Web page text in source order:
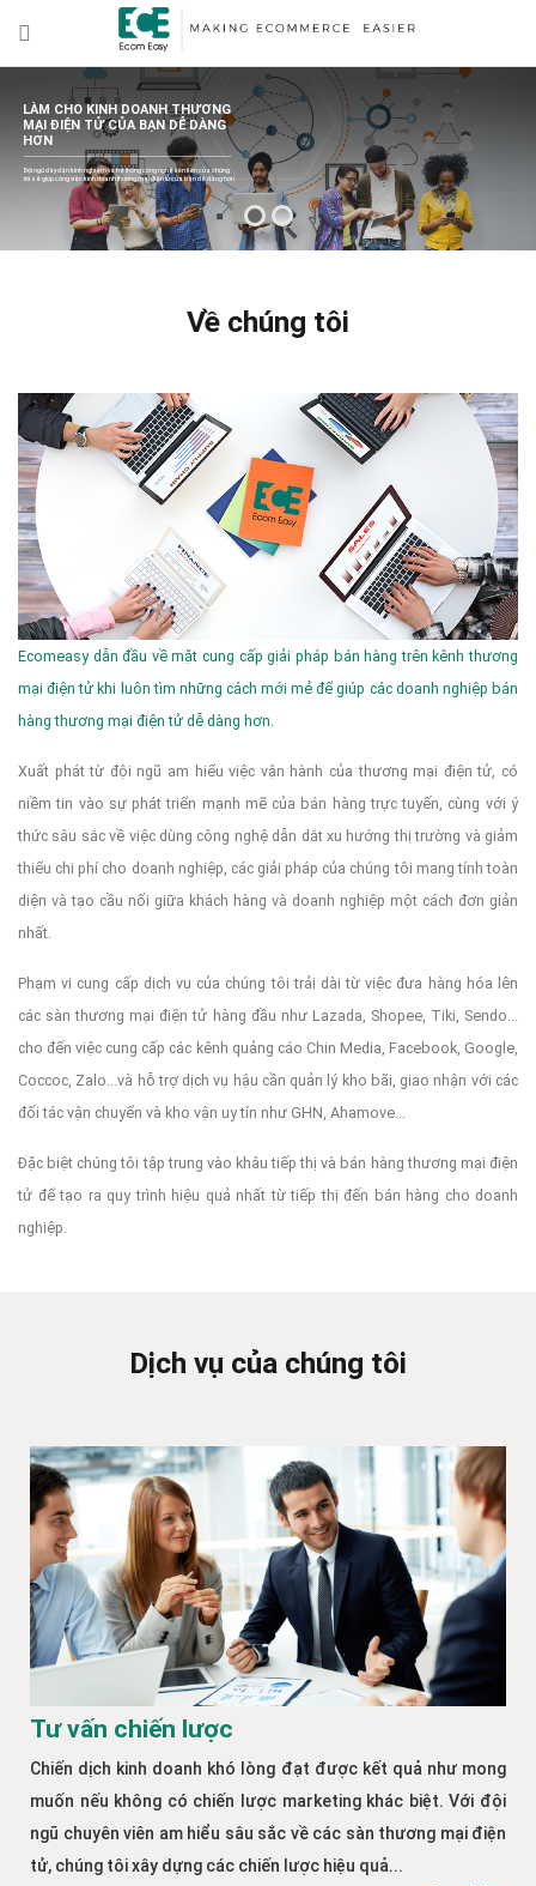
LÀM CHO KINH DOANH THƯƠNG
MẠI ĐIỆN TỬ CỦA BẠN DỄ DÀNG
HƠN
Đội ngũ dày dặn kinh nghiệm và hệ thống công nghệ tiên tiến của chúng
tôi sẽ giúp công việc kinh doanh thương mại điện tử của bạn dễ dàng hơn.
Về chúng tôi
Ecomeasy dẫn đầu về mặt cung cấp giải pháp bán hàng trên kênh thương
mại điện tử khi luôn tìm những cách mới mẻ để giúp các doanh nghiệp bán
hàng thương mại điện tử dễ dàng hơn.
Xuất phát từ đội ngũ am hiểu việc vận hành của thương mại điện tử, có
niềm tin vào sự phát triển mạnh mẽ của bán hàng trực tuyến, cùng với ý
thức sâu sắc về việc dùng công nghệ dẫn dắt xu hướng thị trường và giảm
thiểu chi phí cho doanh nghiệp, các giải pháp của chúng tôi mang tính toàn
diện và tạo cầu nối giữa khách hàng và doanh nghiệp một cách đơn giản
nhất.
Phạm vi cung cấp dịch vụ của chúng tôi trải dài từ việc đưa hàng hóa lên
các sàn thương mại điện tử hàng đầu như Lazada, Shopee, Tiki, Sendo...
cho đến việc cung cấp các kênh quảng cáo Chin Media, Facebook, Google,
Coccoc, Zalo...và hỗ trợ dịch vụ hậu cần quản lý kho bãi, giao nhận với các
đối tác vận chuyển và kho vận uy tín như GHN, Ahamove...
Đặc biệt chúng tôi tập trung vào khâu tiếp thị và bán hàng thương mại điện
tử để tạo ra quy trình hiệu quả nhất từ tiếp thị đến bán hàng cho doanh
nghiệp.
Dịch vụ của chúng tôi
Tư vấn chiến lược
Chiến dịch kinh doanh khó lòng đạt được kết quả như mong
muốn nếu không có chiến lược marketing khác biệt. Với đội
ngũ chuyên viên am hiểu sâu sắc về các sàn thương mại điện
tử, chúng tôi xây dựng các chiến lược hiệu quả...